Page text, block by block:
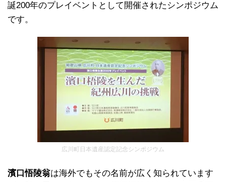
誕200年のプレイベントとして開催されたシンポジウム
です。
広川町日本遺産認定記念シンポジウム
濱口悟陵翁は海外でもその名前が広く知られています